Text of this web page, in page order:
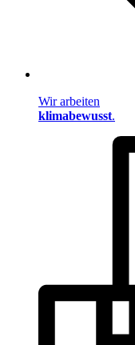
Wir arbeiten
klimabewusst.